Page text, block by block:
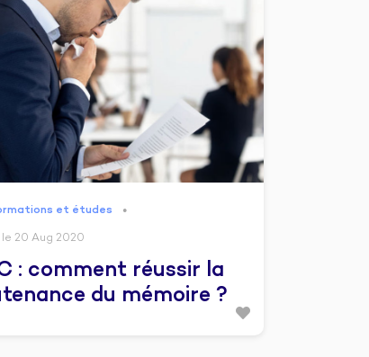
et études ●
le 20 Aug 2020
: comment réussir la
du mémoire ?